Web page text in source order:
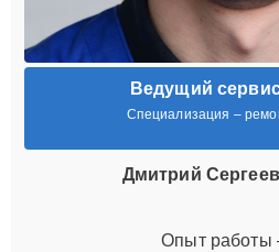
Ведущий
Специализация –
Дмитрий
Опыт работы